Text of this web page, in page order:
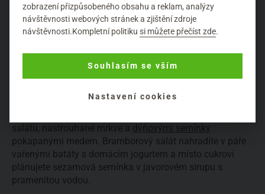
řešit, až to přijde... protože prostě žijem jenom jednou a
Vánoce jsou jenom jednou za rok.
životního stylu. Cukroví ani jiných tradičních vánočních
salátu, nastrouhané mrkve a dýňovými semínky
pokapanými medem. Bramborový salát nahradíte v páře
vařenými batáty s domácím jogurtem a místo cukroví
plánujete sezamová semínka v javorovém sirupu s
pramenitou vodou.
zobrazení přizpůsobeného obsahu a reklam, analýzy
návštěvnosti webových stránek a zjištění zdroje
návštěvnosti.Kompletní politikusi můžete přečíst zde.
Souhlasím se vším
Nastavení cookies